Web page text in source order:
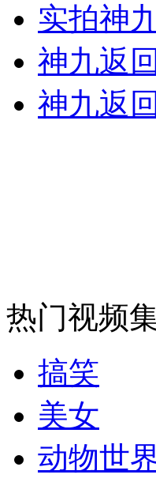
无痛分娩是否安全 医
外交部：反对强权政
外交部：有关国家言
实拍神
神九返
神九返
热门视频
搞笑
美女
动物世